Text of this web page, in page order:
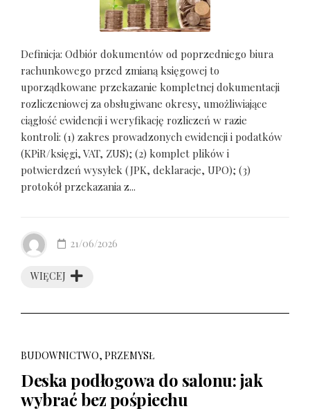
Definicja: Odbiór dokumentów od poprzedniego biura
rachunkowego przed zmianą księgowej to
uporządkowane przekazanie kompletnej dokumentacji
rozliczeniowej za obsługiwane okresy, umożliwiające
ciągłość ewidencji i weryfikację rozliczeń w razie
kontroli: (1) zakres prowadzonych ewidencji i podatków
(KPiR/księgi, VAT, ZUS); (2) komplet plików i
potwierdzeń wysyłek (JPK, deklaracje, UPO); (3)
protokół przekazania z...
WIĘCEJ
21/06/2026
BUDOWNICTWO, PRZEMYSŁ
Deska podłogowa do salonu: jak
wybrać bez pośpiechu